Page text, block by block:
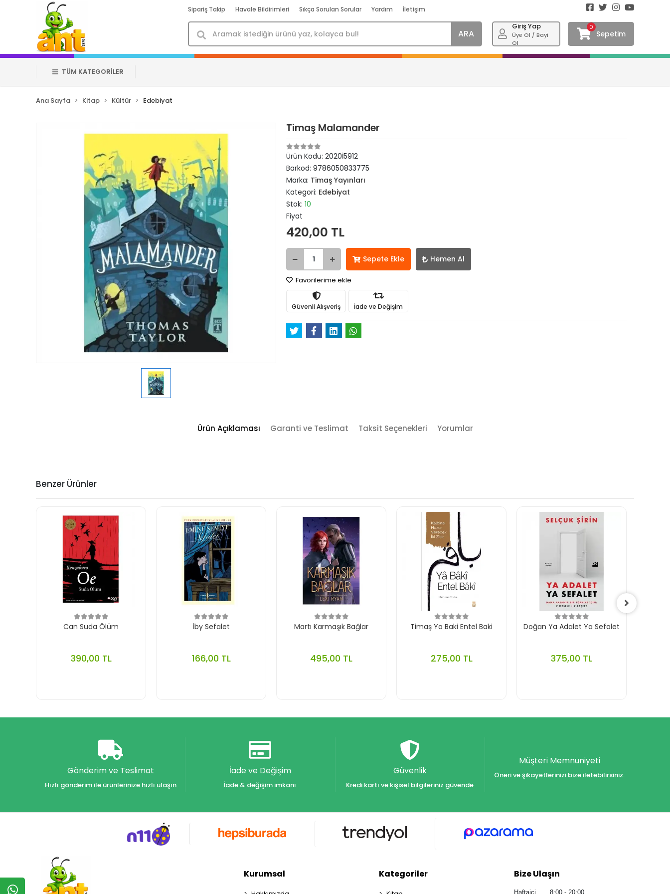
Sipariş Takip Havale Bildirimleri Sıkça Sorulan Sorular Yardım İletişim
ARA
Giriş Yap
Üye Ol / Bayi
Ol
0
Sepetim
TÜM KATEGORİLER
Ana Sayfa Kitap Kültür Edebiyat
Timaş Malamander
Ürün Kodu:2020İ5912
Barkod:9786050833775
Marka: Timaş Yayınları
Kategori: Edebiyat
Stok:10
Fiyat
420,00 TL
Sepete Ekle Hemen Al
Favorilerime ekle
Güvenli Alışveriş İade ve Değişim
Ürün Açıklaması Garanti ve Teslimat Taksit Seçenekleri Yorumlar
Benzer Ürünler
Can Suda Ölüm
390,00 TL
İby Sefalet
166,00 TL
Martı Karmaşık Bağlar
495,00 TL
Timaş Ya Baki Entel Baki
275,00 TL
Doğan Ya Adalet Ya Sefalet
375,00 TL
Gönderim ve Teslimat
Hızlı gönderim ile ürünlerinize hızlı ulaşın
İade ve Değişim
İade & değişim imkanı
Güvenlik
Kredi kartı ve kişisel bilgileriniz güvende
Müşteri Memnuniyeti
Öneri ve şikayetlerinizi bize iletebilirsiniz.
Kurumsal Kategoriler Bize Ulaşın
Haftaiçi 8:00 - 20:00